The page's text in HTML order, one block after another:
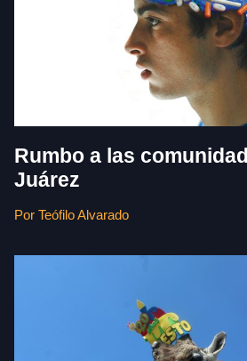
Rumbo a las
Juárez
Por Teófilo Alvarado